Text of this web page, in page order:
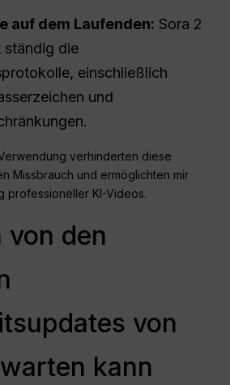
auf dem Laufenden: Sora 2
ständig die
einschließlich
und
verhinderten diese
Missbrauch und ermöglichten mir
professioneller KI-Videos.
von den
von
kann